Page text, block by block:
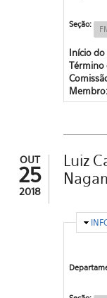
Seção:
Início
Término
Membro:
OUT
25
2018
Luiz